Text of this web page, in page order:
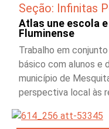
Seção: Infinitas
Atlas une escola
Fluminense
Trabalho em
básico com alunos e
município de
perspectiva local às